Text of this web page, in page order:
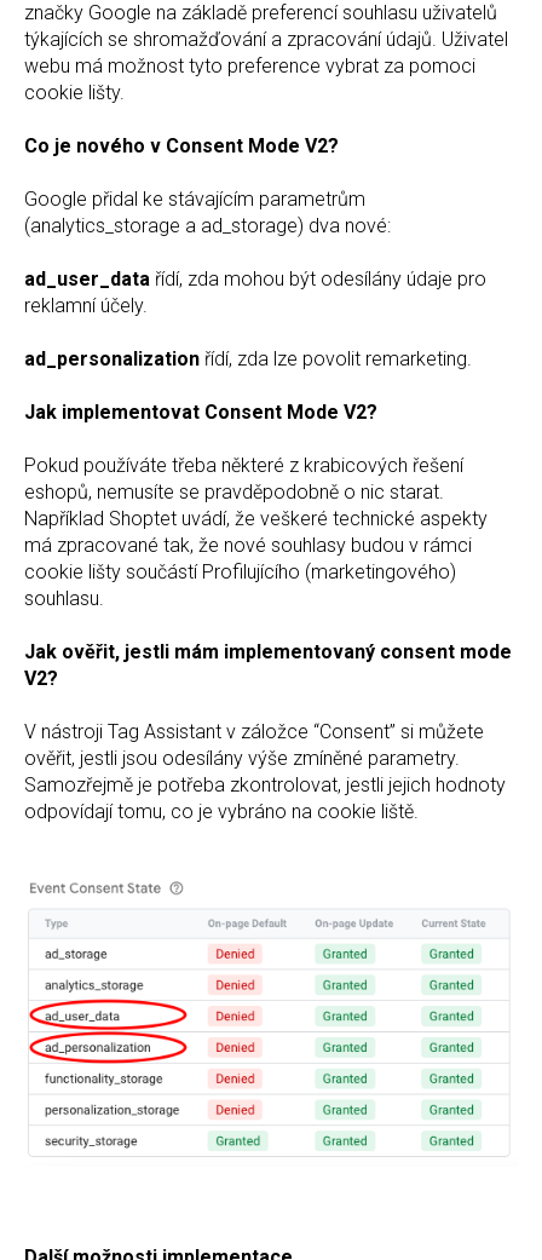
značky Google na základě preferencí souhlasu uživatelů
týkajících se shromažďování a zpracování údajů. Uživatel
webu má možnost tyto preference vybrat za pomoci
cookie lišty.
Co je nového v Consent Mode V2?
Google přidal ke stávajícím parametrům
(analytics_storage a ad_storage) dva nové:
ad_user_data řídí, zda mohou být odesílány údaje pro
reklamní účely.
ad_personalization řídí, zda lze povolit remarketing.
Jak implementovat Consent Mode V2?
Pokud používáte třeba některé z krabicových řešení
eshopů, nemusíte se pravděpodobně o nic starat.
Například Shoptet uvádí, že veškeré technické aspekty
má zpracované tak, že nové souhlasy budou v rámci
cookie lišty součástí Profilujícího (marketingového)
souhlasu.
Jak ověřit, jestli mám implementovaný consent mode
V2?
V nástroji Tag Assistant v záložce “Consent” si můžete
ověřit, jestli jsou odesílány výše zmíněné parametry.
Samozřejmě je potřeba zkontrolovat, jestli jejich hodnoty
odpovídají tomu, co je vybráno na cookie liště.